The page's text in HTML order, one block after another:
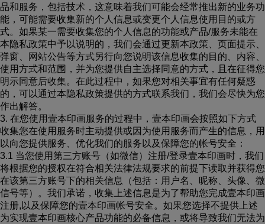
品和服务，包括技术，这意味着我们可能会经常推出新的业务功
能，可能需要收集新的个人信息或变更个人信息使用目的或方
式。如果某一需要收集您的个人信息的功能或产品/服务未能在
本隐私政策中予以说明的，我们会通过更新本政策、页面提示、
弹窗、网站公告等方式另行向您说明该信息收集的目的、内容、
使用方式和范围，并为您提供自主选择同意的方式，且在征得您
明示同意后收集。在此过程中，如果您对相关事宜有任何疑惑
的，可以通过本隐私政策提供的方式联系我们，我们会尽快为您
作出解答。
3. 在您使用壹本印画服务的过程中，壹本印画会按照如下方式
收集您在使用服务时主动提供或因为使用服务而产生的信息，用
以向您提供服务、优化我们的服务以及保障您的帐号安全：
3.1 当您使用第三方账号（如微信）注册/登录壹本印画时，我们
将根据您的授权在符合相关法律法规要求的前提下读取并获得您
在该第三方账号下的相关信息（包括：用户名、昵称、头像、微
信号等）。我们承诺，收集上述信息是为了帮助您完成壹本印画
注册,以及保障您的壹本印画帐号安全。如果您选择不提供上述
为实现壹本印画核心产品功能的必备信息，或将导致我们无法为